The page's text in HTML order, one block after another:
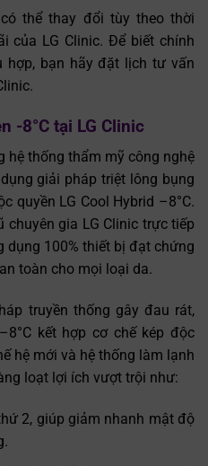
thể thay đổi tùy theo thời
của LG Clinic. Để biết chính
hợp, bạn hãy đặt lịch tư vấn
-8°C tại LG Clinic
hệ thống thẩm mỹ công nghệ
giải pháp triệt lông bụng
quyền LG Cool Hybrid –8°C.
gia LG Clinic trực tiếp
dụng 100% thiết bị đạt chứng
toàn cho mọi loại da.
truyền thống gây đau rát,
kết hợp cơ chế kép độc
hệ mới và hệ thống làm lạnh
loạt lợi ích vượt trội như:
2, giúp giảm nhanh mật độ
✕